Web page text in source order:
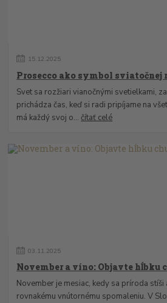
15. 12.2025
Prosecco ako symbol sviatočnej
Svet sa rozžiari vianočnými svetielkami,
prichádza čas, keď si radi pripíjame na
má každý svoj o...čítať celé
03. 11.2025
November a víno: Objavte hĺbku
November je mesiac, kedy sa príroda stíši
rovnakému vnútornému spomaleniu. V